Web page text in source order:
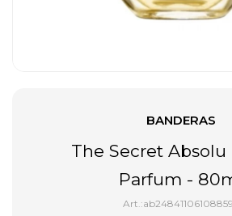
BANDERAS
The Secret Absolu
Parfum -